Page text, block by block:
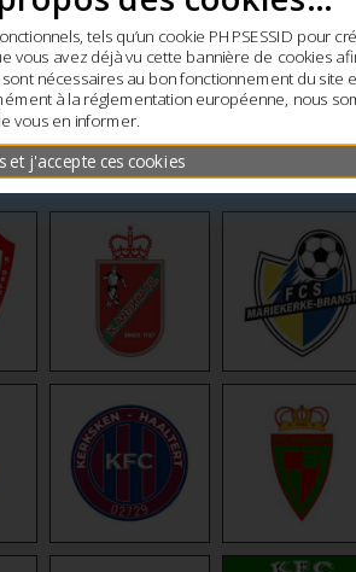
tels qu’un cookie PHPSESSID pour
vous avez déjà vu cette bannière de cookies
sont nécessaires au bon fonctionnement du site
à la réglementation européenne, nous
vous en informer.
et j'accepte ces cookies